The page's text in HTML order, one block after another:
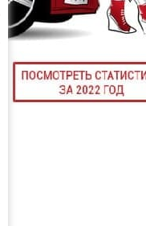
ТЮНИНГ